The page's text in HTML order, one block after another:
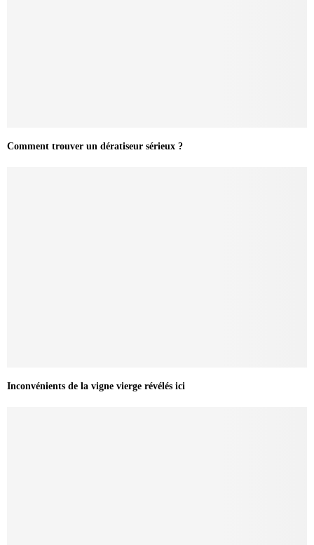
Comment trouver un dératiseur sérieux ?
Inconvénients de la vigne vierge révélés ici